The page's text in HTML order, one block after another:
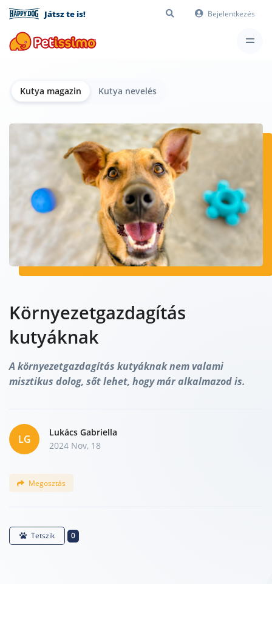
Játsz te is! Bejelentkezés
Kutya magazin Kutya nevelés
Környezetgazdagítás
kutyáknak
A környezetgazdagítás kutyáknak nem valami
misztikus dolog, sőt lehet, hogy már alkalmazod is.
LG
Lukács Gabriella
2024 Nov, 18
Megosztás
Tetszik 0